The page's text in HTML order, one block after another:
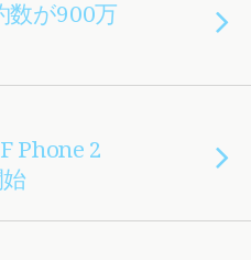
数が900万
Phone 2